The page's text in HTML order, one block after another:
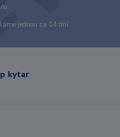
jednou za 14 dní.
kytar